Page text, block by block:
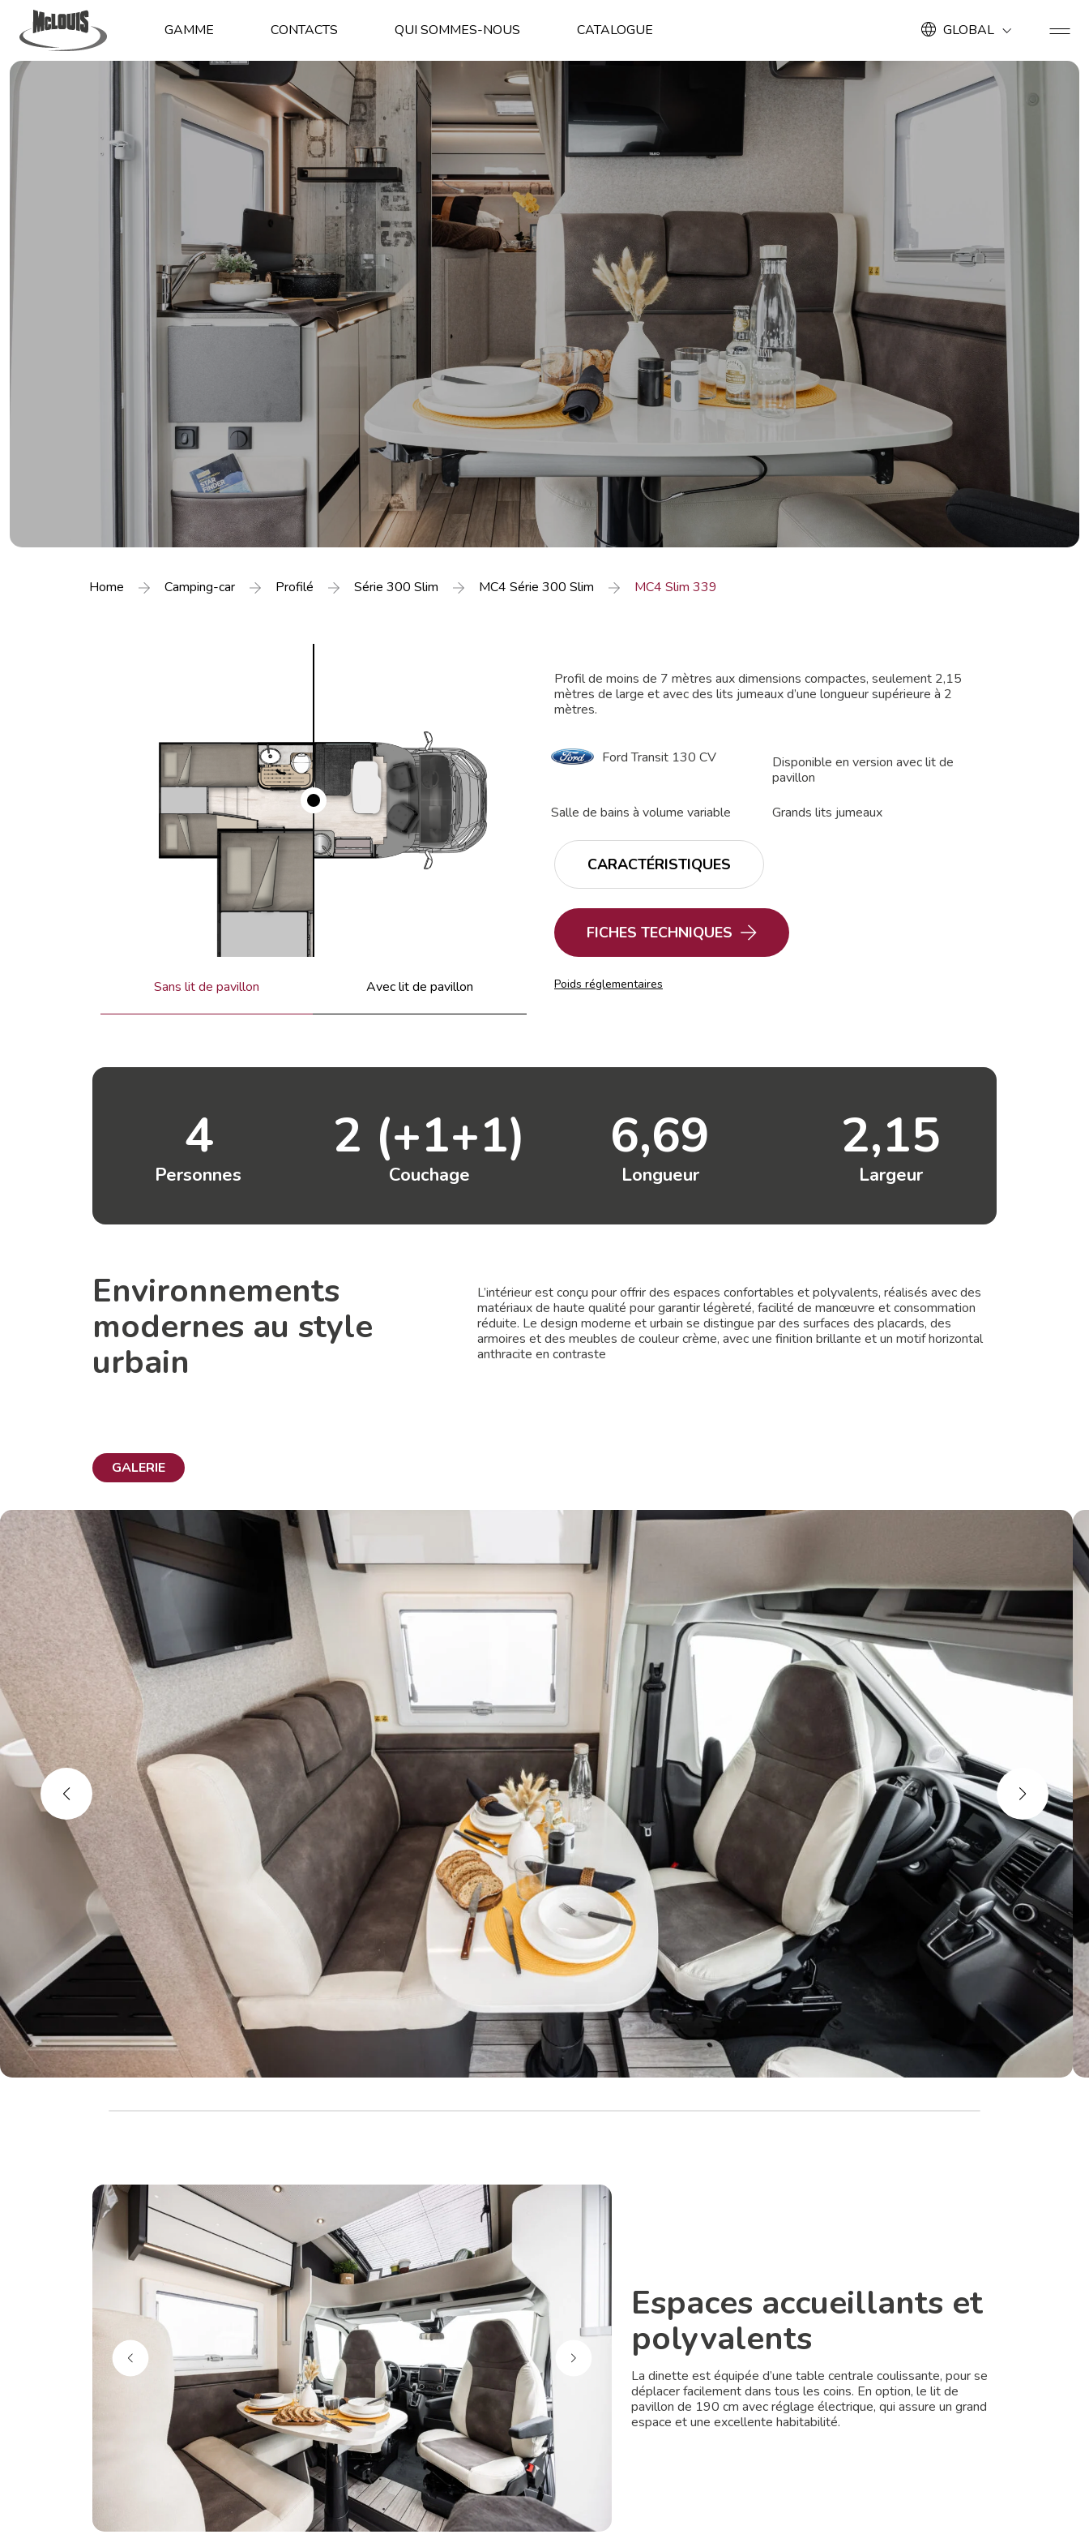
GAMME CONTACTS QUI SOMMES-NOUS CATALOGUE GLOBAL
Home Camping-car Profilé Série 300 Slim MC4 Série 300 Slim MC4 Slim 339
Sans lit de pavillon Avec lit de pavillon
Profil de moins de 7 mètres aux dimensions compactes, seulement 2,15
mètres de large et avec des lits jumeaux d’une longueur supérieure à 2
mètres.
Ford Transit 130 CV
Disponible en version avec lit de
pavillon
Salle de bains à volume variable
Grands lits jumeaux
CARACTÉRISTIQUES
FICHES TECHNIQUES
Poids réglementaires
4
Personnes
2 (+1+1)
Couchage
6,69
Longueur
2,15
Largeur
Environnements
modernes au style
urbain
L’intérieur est conçu pour offrir des espaces confortables et polyvalents, réalisés avec des
matériaux de haute qualité pour garantir légèreté, facilité de manœuvre et consommation
réduite. Le design moderne et urbain se distingue par des surfaces des placards, des
armoires et des meubles de couleur crème, avec une finition brillante et un motif horizontal
anthracite en contraste​​
GALERIE
Espaces accueillants et
polyvalents
La dinette est équipée d’une table centrale coulissante, pour se
déplacer facilement dans tous les coins. En option, le lit de
pavillon de 190 cm avec réglage électrique, qui assure un grand
espace et une excellente habitabilité.